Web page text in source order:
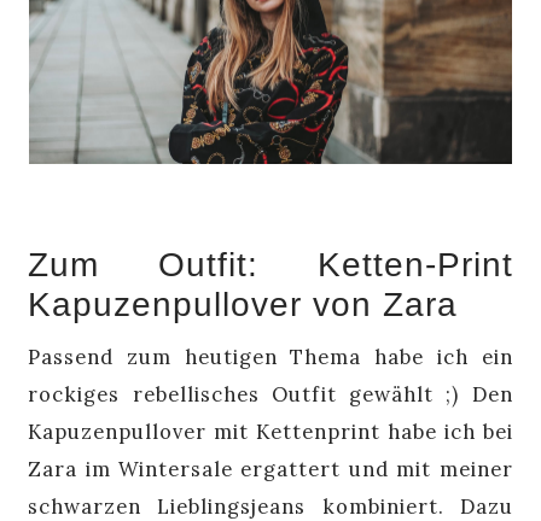
Zum Outfit: Ketten-Print
Kapuzenpullover von Zara
Passend zum heutigen Thema habe ich ein
rockiges rebellisches Outfit gewählt ;) Den
Kapuzenpullover mit Kettenprint habe ich bei
Zara im Wintersale ergattert und mit meiner
schwarzen Lieblingsjeans kombiniert. Dazu